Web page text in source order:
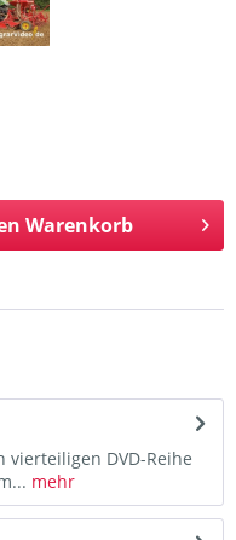
Warenkorb
DVD-Reihe
mehr